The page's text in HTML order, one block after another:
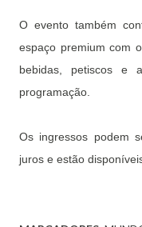
O evento também
espaço premium com
bebidas, petiscos e
programação.
Os ingressos podem
juros e estão